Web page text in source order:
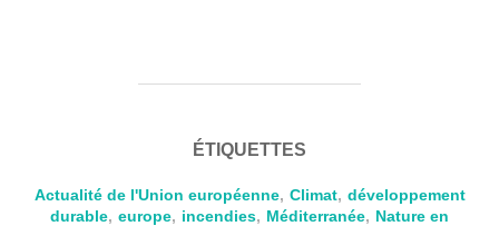
ÉTIQUETTES
Actualité de l'Union européenne, Climat, développement
durable, europe, incendies, Méditerranée, Nature en